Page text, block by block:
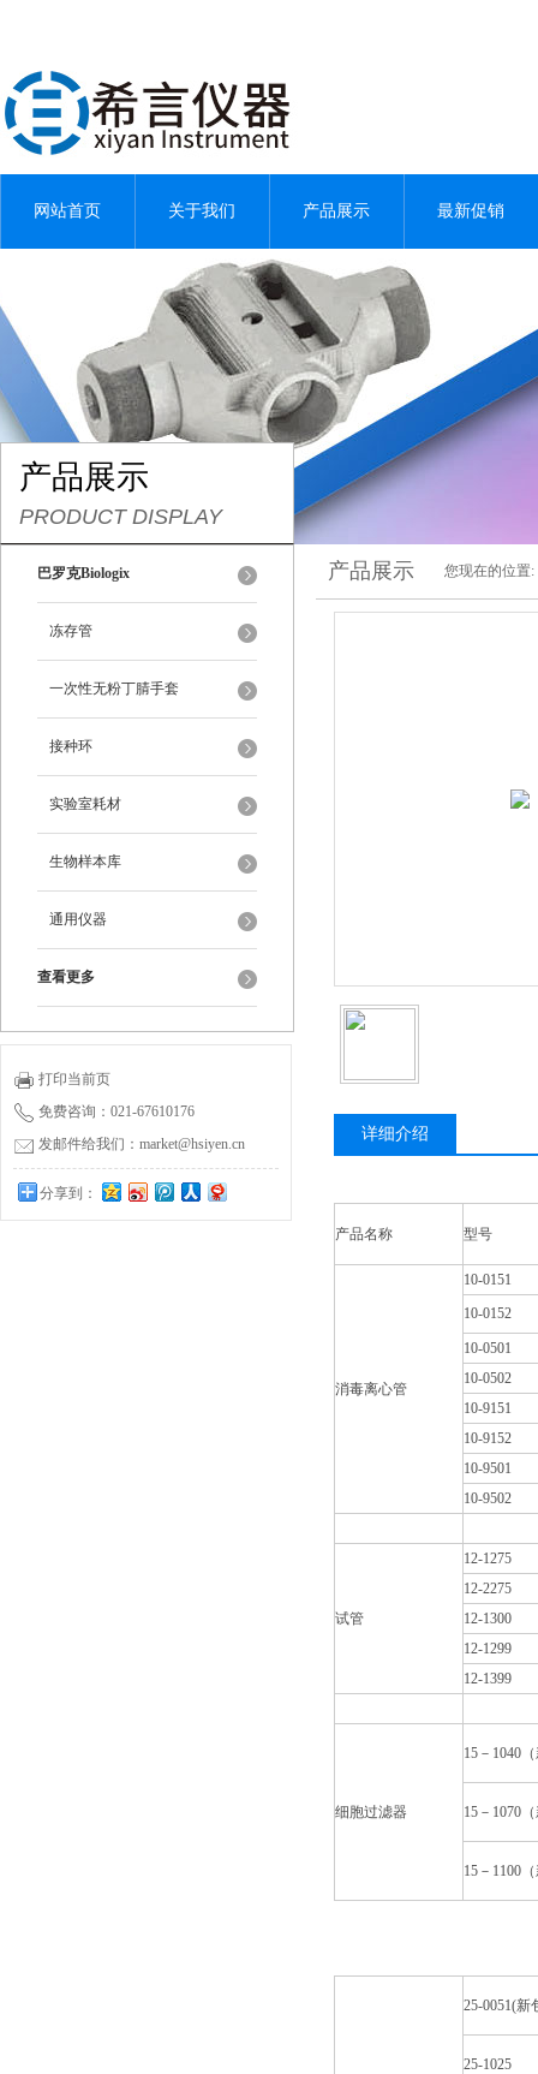
网站首页 关于我们 产品展示 最新促销
产品展示
PRODUCT DISPLAY
巴罗克Biologix
冻存管
一次性无粉丁腈手套
接种环
实验室耗材
生物样本库
通用仪器
查看更多
打印当前页
免费咨询：021-67610176
发邮件给我们：market@hsiyen.cn
分享到：
产品展示 您现在的位置:
详细介绍
产品名称 型号
消毒离心管
10-0151
10-0152
10-0501
10-0502
10-9151
10-9152
10-9501
10-9502
试管
12-1275
12-2275
12-1300
12-1299
12-1399
细胞过滤器
15－1040
15－1070
15－1100
25-0051(新
25-1025